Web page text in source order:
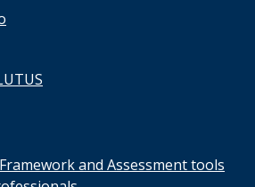
and Assessment tools